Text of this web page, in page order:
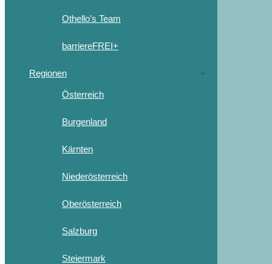
Othello’s Team
barriereFREI+
Regionen
Österreich
Burgenland
Kärnten
Niederösterreich
Oberösterreich
Salzburg
Steiermark